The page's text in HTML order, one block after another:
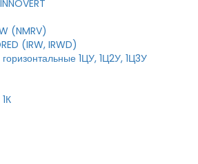
(NMRV)
(IRW, IRWD)
1ЦУ, 1Ц2У, 1Ц3У